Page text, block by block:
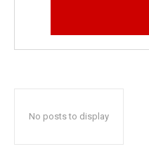
No posts to display